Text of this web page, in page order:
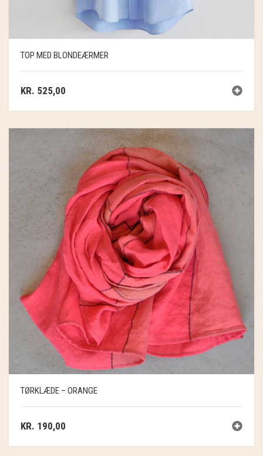
TOP MED BLONDEÆRMER
KR. 525,00
TØRKLÆDE – ORANGE
KR. 190,00